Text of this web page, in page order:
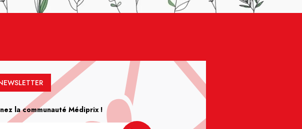
la communauté Médiprix !